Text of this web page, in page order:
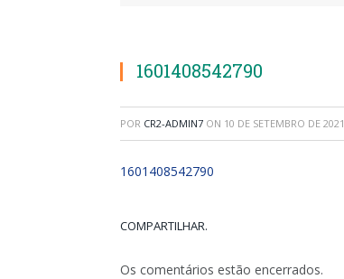
1601408542790
POR CR2-ADMIN7 ON 10 DE SETEMBRO DE 2021
1601408542790
COMPARTILHAR.
Os comentários estão encerrados.